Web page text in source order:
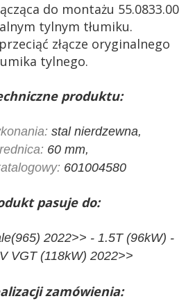
do montażu 55.0833.00
tylnym tłumiku.
złącze oryginalnego
tylnego.
produktu:
stal nierdzewna,
60 mm,
601004580
pasuje do:
2022>> - 1.5T (96kW) -
VGT (118kW) 2022>>
zamówienia: